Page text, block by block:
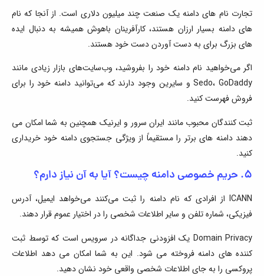
تجارت نام های دامنه یک صنعت چند میلیون دلاری است. از آنجا که نام
های دامنه بسیار ارزان هستند، کارآفرینان باهوش همیشه به دنبال ایده
های بزرگ برای به دست آوردن دست خود هستند.
اگر می‌خواهید نام دامنه خود را بفروشید، وب‌سایت‌های بازار زیادی مانند
Sedo، GoDaddy و سایرین وجود دارند که می‌توانید دامنه خود را برای
فروش فهرست کنید.
ثبت کنندگان محبوب مانند ایران سرور و ایرنیک همچنین به شما امکان می
دهند دامنه های برتر را مستقیماً از ویژگی جستجوی دامنه خود خریداری
کنید.
۵. حریم خصوصی دامنه چیست؟ آیا به آن نیاز دارم؟
ICANN از افرادی که نام دامنه را ثبت می‌کنند می‌خواهد ایمیل، آدرس
فیزیکی، شماره تلفن و سایر اطلاعات شخصی را در اختیار عموم قرار دهند.
Domain Privacy یک افزودنی جداگانه در سرویس است که توسط ثبت
کننده های دامنه فروخته می شود. این به شما امکان می دهد اطلاعات
پروکسی را به جای اطلاعات شخصی واقعی خود نشان دهید.